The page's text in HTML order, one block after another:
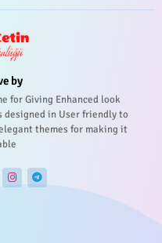
by
for Giving Enhanced look
designed in User friendly to
themes for making it